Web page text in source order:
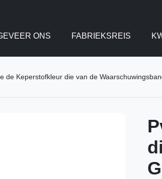
ONS FABRIEKSREIS
de Keperstofkleur die van de